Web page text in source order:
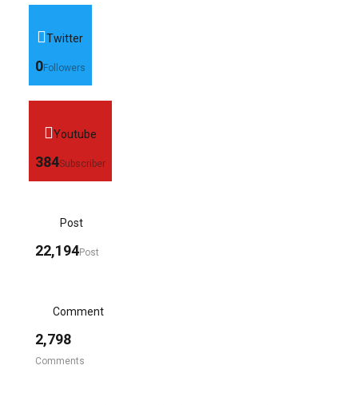
Twitter
0Followers
Youtube
384Subscriber
Post
22,194Post
Comment
2,798
Comments